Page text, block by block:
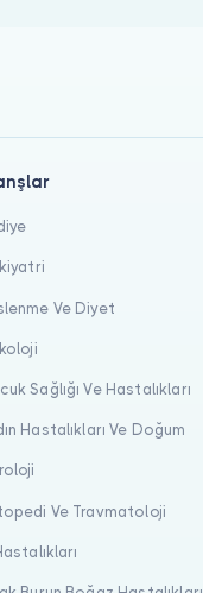
Ve Diyet
Sağlığı Ve Hastalıkları
Hastalıkları Ve Doğum
Ve Travmatoloji